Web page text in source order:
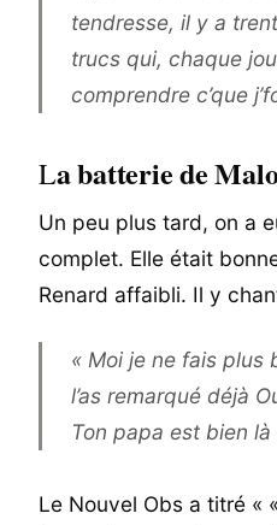
tendresse, il y a
trucs qui, chaque
comprendre c’que
La batterie de
Un peu plus tard, on a
complet. Elle était
Renard affaibli. Il y
« Moi je ne fais plus
l’as remarqué déjà
Ton papa est bien là
Le Nouvel Obs a titré «